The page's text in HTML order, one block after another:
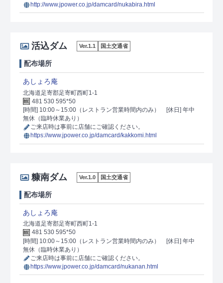
http://www.jpower.co.jp/damcard/nukabira.html
活込ダム Ver.1.1 国土交通省
配布場所
あしょろ庵
北海道足寄郡足寄町西町1-1
481 530 595*50
[時間] 10:00～15:00（レストラン営業時間内のみ）
[休日] 年中
無休（臨時休業あり）
ご来店時は事前に店舗にご確認ください。
https://www.jpower.co.jp/damcard/kakkomi.html
糠南ダム Ver.1.0 国土交通省
配布場所
あしょろ庵
北海道足寄郡足寄町西町1-1
481 530 595*50
[時間] 10:00～15:00（レストラン営業時間内のみ）
[休日] 年中
無休（臨時休業あり）
ご来店時は事前に店舗にご確認ください。
https://www.jpower.co.jp/damcard/nukanan.html